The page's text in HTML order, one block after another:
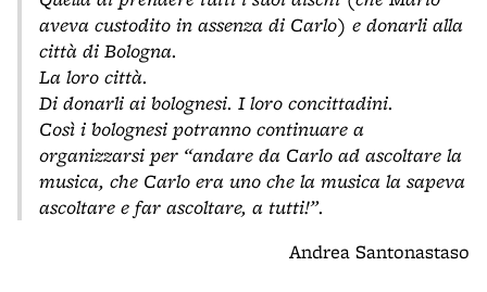
aveva custodito in assenza di Carlo) e donarli alla
città di Bologna.
La loro città.
Di donarli ai bolognesi. I loro concittadini.
Così i bolognesi potranno continuare a
organizzarsi per “andare da Carlo ad ascoltare la
musica, che Carlo era uno che la musica la sapeva
ascoltare e far ascoltare, a tutti!”.
Andrea Santonastaso